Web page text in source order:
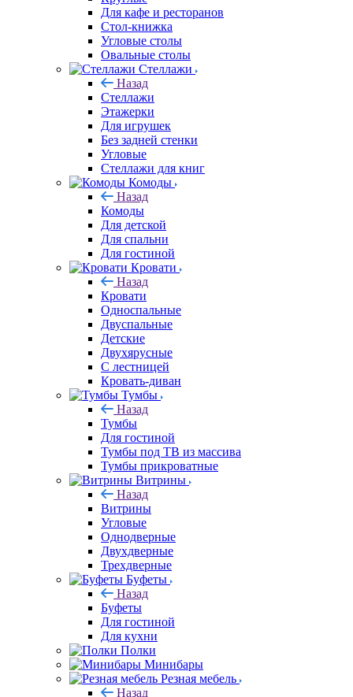
Для кафе и ресторанов
Стол-книжка
Угловые столы
Овальные столы
Стеллажи
Назад
Стеллажи
Этажерки
Для игрушек
Без задней стенки
Угловые
Стеллажи для книг
Комоды
Назад
Комоды
Для детской
Для спальни
Для гостиной
Кровати
Назад
Кровати
Односпальные
Двуспальные
Детские
Двухярусные
С лестницей
Кровать-диван
Тумбы
Назад
Тумбы
Для гостиной
Тумбы под ТВ из массива
Тумбы прикроватные
Витрины
Назад
Витрины
Угловые
Однодверные
Двухдверные
Трехдверные
Буфеты
Назад
Буфеты
Для гостиной
Для кухни
Полки
Минибары
Резная мебель
Назад